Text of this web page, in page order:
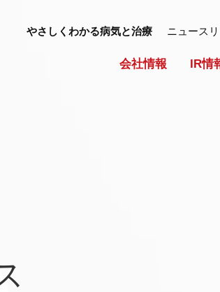
会社情報 IR情
やさしくわかる病気と治療 ニュース